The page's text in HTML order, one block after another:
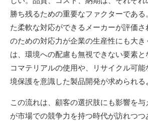
勝ち残るための重要なファクターであ
た柔軟な対応ができるメーカーが評価
のための対応力が企業の生産性にも大
は、環境への配慮も無視できない要素
コマテリアルの使用や、リサイクル可
境保護を意識した製品開発が求められる
この流れは、顧客の選択肢にも影響を
が市場での競争力を持つ時代が訪れつ